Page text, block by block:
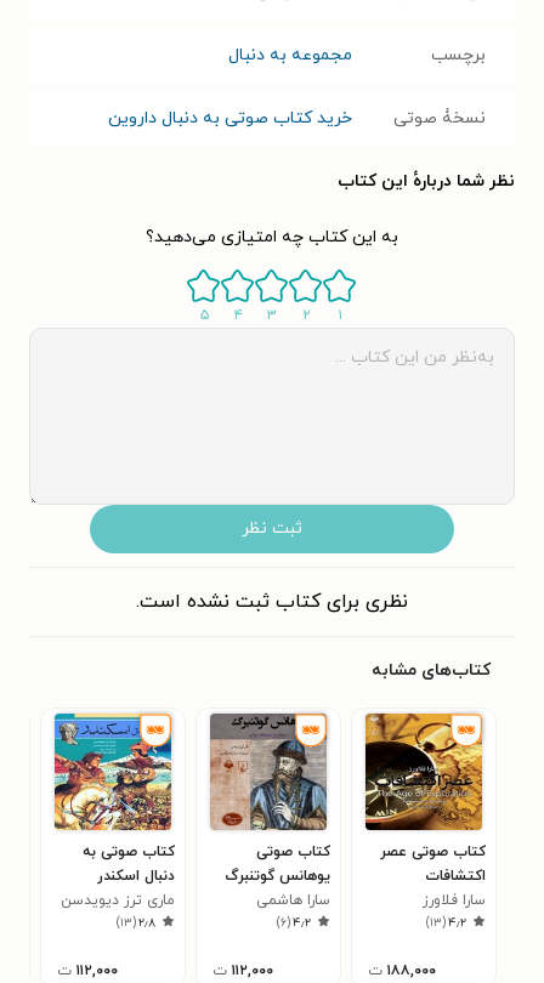
برچسب مجموعه به دنبال
نسخۀ صوتی خرید کتاب صوتی به دنبال داروین
نظر شما دربارهٔ این کتاب
به این کتاب چه امتیازی می‌دهید؟
۱ ۲ ۳ ۴ ۵
ثبت نظر
نظری برای کتاب ثبت نشده است.
کتاب‌های مشابه
کتاب صوتی عصر
اکتشافات
سارا فلاورز
۴٫۲(۱۳)
۱۸۸,۰۰۰ ت
کتاب صوتی
یوهانس گوتنبرگ
سارا هاشمی
۴٫۲(۶)
۱۱۲,۰۰۰ ت
کتاب صوتی به
دنبال اسکندر
ماری ترز دیویدسن
۲٫۸(۱۳)
۱۱۲,۰۰۰ ت